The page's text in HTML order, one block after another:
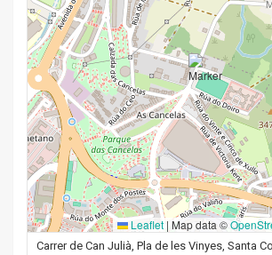
Leaflet | Map data ©
Carrer de Can Julià, Pla de les Vinyes, Santa